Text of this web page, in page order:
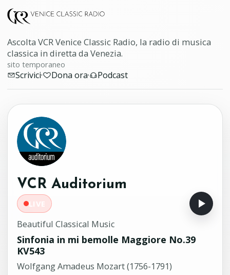
Ascolta VCR Venice Classic Radio, la radio di musica
classica in diretta da Venezia.
sito temporaneo
Scrivici· Dona ora· Podcast
VCR Auditorium
LIVE
Beautiful Classical Music
Sinfonia in mi bemolle Maggiore No.39
KV543
Wolfgang Amadeus Mozart (1756-1791)